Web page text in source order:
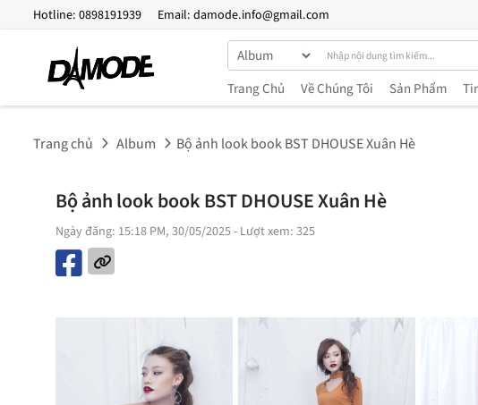
Hotline: 0898191939 Email: damode.info@gmail.com
Trang Chủ Về Chúng Tôi Sản Phẩm
Trang chủ Album Bộ ảnh look book BST DHOUSE Xuân Hè
Bộ ảnh look book BST DHOUSE Xuân Hè
Ngày đăng: 15:18 PM, 30/05/2025- Lượt xem: 325